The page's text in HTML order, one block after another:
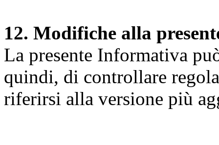
12. Modifiche alla
La presente Informativa
quindi, di controllare
riferirsi alla versione più